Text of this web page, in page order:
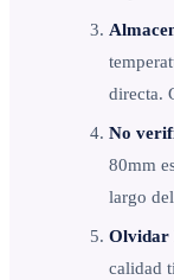
directa.
No
80mm
largo
Olvidar
calidad